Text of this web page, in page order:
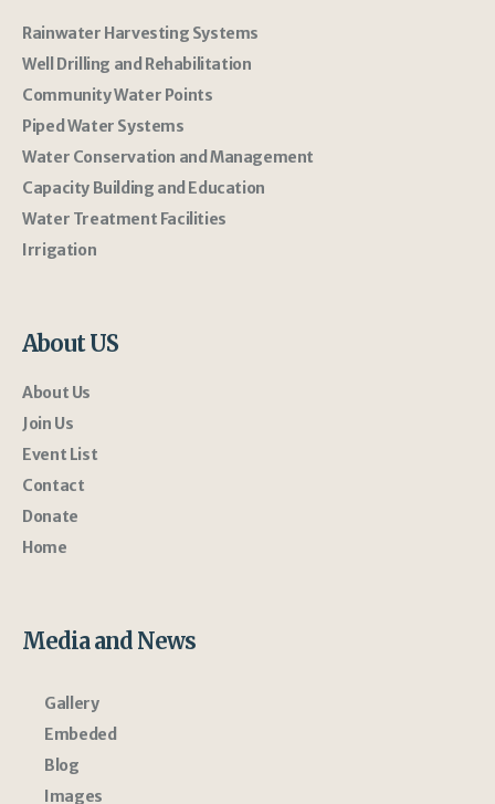
Rainwater Harvesting Systems
Well Drilling and Rehabilitation
Community Water Points
Piped Water Systems
Water Conservation and Management
Capacity Building and Education
Water Treatment Facilities
Irrigation
About US
About Us
Join Us
Event List
Contact
Donate
Home
Media and News
Gallery
Embeded
Blog
Images